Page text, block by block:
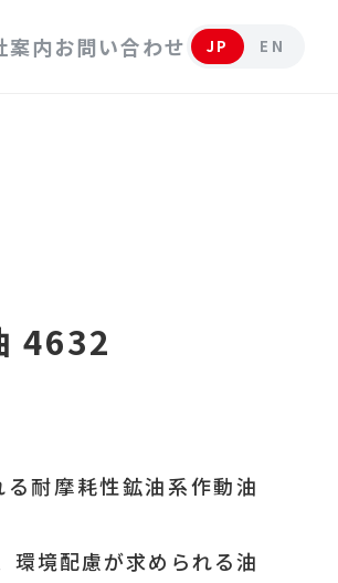
案内お問い合わせ JP EN
4632
耐摩耗性鉱油系作動油
環境配慮が求められる油